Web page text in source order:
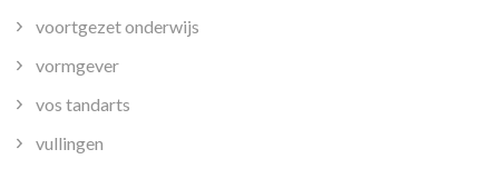
voortgezet onderwijs
vormgever
vos tandarts
vullingen